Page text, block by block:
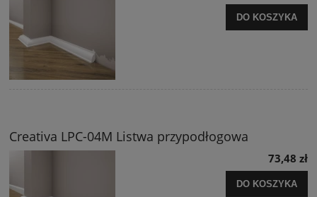
DO KOSZYKA
Creativa LPC-04M Listwa przypodłogowa
73,48 zł
DO KOSZYKA